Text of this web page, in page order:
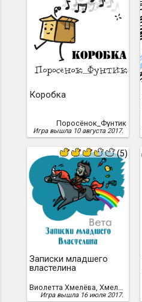
Коробка
Поросёнок_Фунтик
Игра вышла 10 августа 2017.
(5)
Записки младшего
властелина
Виолетта Хмелёва, Хмелёва, Виолетта
Игра вышла 16 июля 2017.